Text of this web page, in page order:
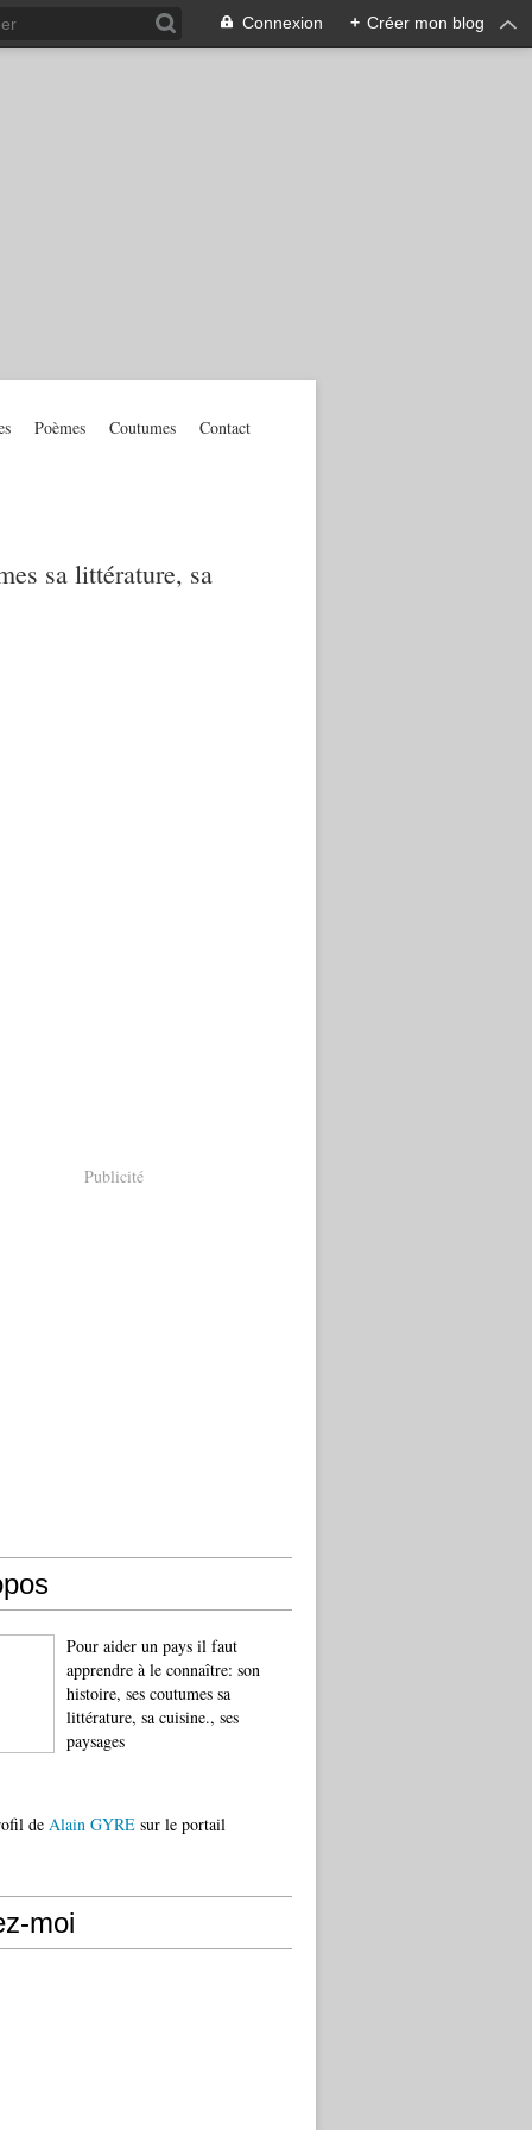
Connexion + Créer mon blog
sa littérature, sa
Poèmes Coutumes Contact
Publicité
Pour aider un pays il faut
apprendre à le connaître: son
histoire, ses coutumes sa
littérature, sa cuisine., ses
paysages
de Alain GYRE sur le portail
moi